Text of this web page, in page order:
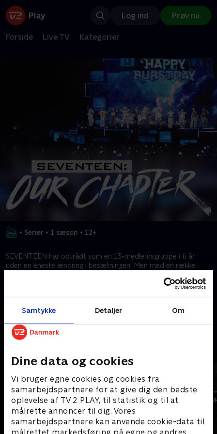
Samtykke Detaljer Om
Dine data og cookies
Vi bruger egne cookies og cookies fra
samarbejdspartnere for at give dig den bedste
oplevelse af TV 2 PLAY, til statistik og til at
målrette annoncer til dig. Vores
samarbejdspartnere kan anvende cookie-data til
Log ind Prøv nu
Forside Live TV Kategorier
• Serier • 1 sæson • 12+
SEVENTEEN har optrådt som en 13-medlemsgruppe i ti år
uden en eneste ændring i besætningen. Men med en række
Kræver tilkøb